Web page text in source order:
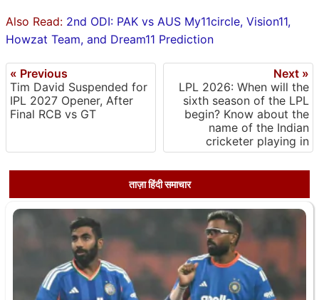
Also Read: 2nd ODI: PAK vs AUS My11circle, Vision11,
Howzat Team, and Dream11 Prediction
« Previous
Tim David Suspended for
IPL 2027 Opener, After
Final RCB vs GT
Next »
LPL 2026: When will the
sixth season of the LPL
begin? Know about the
name of the Indian
cricketer playing in
ताज़ा हिंदी समाचार